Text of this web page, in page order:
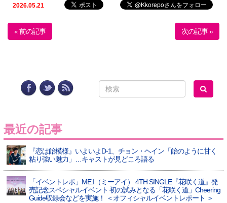
2026.05.21
« 前の記事 次の記事 »
最近の記事
『恋は飴模様』いよいよD-1、チョン・ヘイン「飴のように甘く
粘り強い魅力」…キャストが見どころ語る
「イベントレポ」ME:I（ミーアイ） 4TH SINGLE『花咲く道』発
売記念スペシャルイベント 初の試みとなる「花咲く道」Cheering
Guide収録会などを実施！ ＜オフィシャルイベントレポート ＞